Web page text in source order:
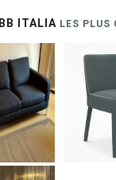
BB ITALIALES PLUS